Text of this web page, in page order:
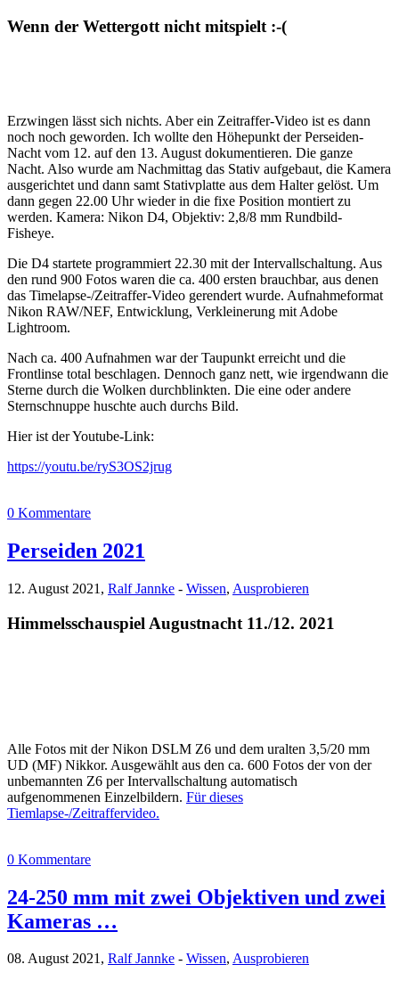
Wenn der Wettergott nicht mitspielt :-(
Erzwingen lässt sich nichts. Aber ein Zeitraffer-Video ist es dann
noch noch geworden. Ich wollte den Höhepunkt der Perseiden-
Nacht vom 12. auf den 13. August dokumentieren. Die ganze
Nacht. Also wurde am Nachmittag das Stativ aufgebaut, die Kamera
ausgerichtet und dann samt Stativplatte aus dem Halter gelöst. Um
dann gegen 22.00 Uhr wieder in die fixe Position montiert zu
werden. Kamera: Nikon D4, Objektiv: 2,8/8 mm Rundbild-
Fisheye.
Die D4 startete programmiert 22.30 mit der Intervallschaltung. Aus
den rund 900 Fotos waren die ca. 400 ersten brauchbar, aus denen
das Timelapse-/Zeitraffer-Video gerendert wurde. Aufnahmeformat
Nikon RAW/NEF, Entwicklung, Verkleinerung mit Adobe
Lightroom.
Nach ca. 400 Aufnahmen war der Taupunkt erreicht und die
Frontlinse total beschlagen. Dennoch ganz nett, wie irgendwann die
Sterne durch die Wolken durchblinkten. Die eine oder andere
Sternschnuppe huschte auch durchs Bild.
Hier ist der Youtube-Link:
https://youtu.be/ryS3OS2jrug
0 Kommentare
Perseiden 2021
12. August 2021, Ralf Jannke - Wissen, Ausprobieren
Himmelsschauspiel Augustnacht 11./12. 2021
Alle Fotos mit der Nikon DSLM Z6 und dem uralten 3,5/20 mm
UD (MF) Nikkor. Ausgewählt aus den ca. 600 Fotos der von der
unbemannten Z6 per Intervallschaltung automatisch
aufgenommenen Einzelbildern. Für dieses
Tiemlapse-/Zeitraffervideo.
0 Kommentare
24-250 mm mit zwei Objektiven und zwei
Kameras …
08. August 2021, Ralf Jannke - Wissen, Ausprobieren